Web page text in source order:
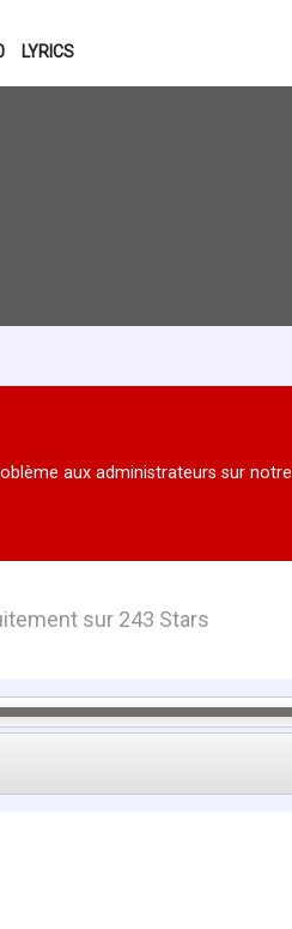
LYRICS
aux administrateurs sur notre
sur 243 Stars